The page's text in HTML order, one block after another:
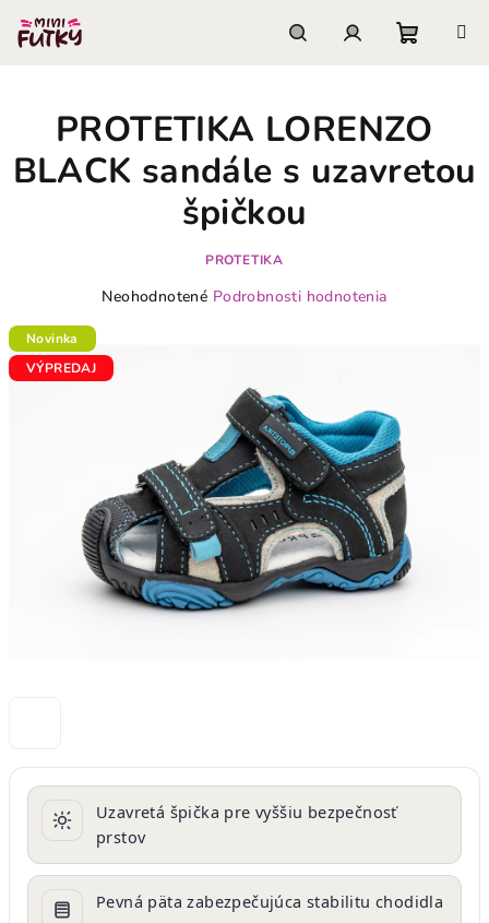
obsah
košík
Uzavretá špička pre vyššiu bezpečnosť
prstov
Pevná päta zabezpečujúca stabilitu chodidla
PROTETIKA LORENZO
BLACK sandále s uzavretou
špičkou
PROTETIKA
Priemerné
je
0,0
Neohodnotené Podrobnosti hodnotenia
Novinka
VÝPREDAJ